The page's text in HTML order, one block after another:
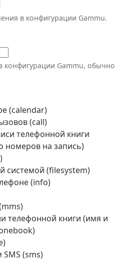
в конфигурации Gammu.
конфигурации Gammu, обычно
(calendar)
(call)
телефонной книги
номеров на запись)
системой (filesystem)
(info)
телефонной книги (имя и
(sms)